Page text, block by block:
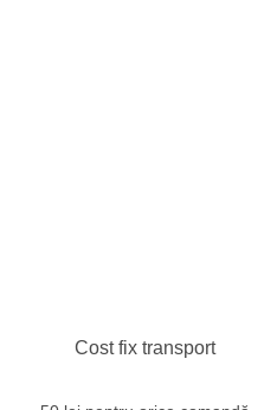
Cost fix transport